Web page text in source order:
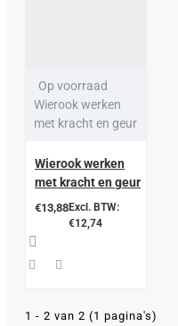
Op voorraad
Wierook werken
met kracht en geur
Wierook werken
met kracht en geur
€13,88Excl. BTW:
€12,74
1 - 2 van 2 (1 pagina's)